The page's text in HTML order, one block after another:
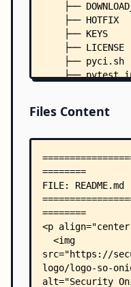
├──
    ├── HOTFIX
    ├── KEYS
    ├── LICENSE
    ├── pyci.sh
├──
├── so-
    ├── files/
│   ├──
│   │   ├──
│   │   └──
│   │
    │   └── salt/
│       └──
│
│
    ├── pillar/
│   ├──
Files Content